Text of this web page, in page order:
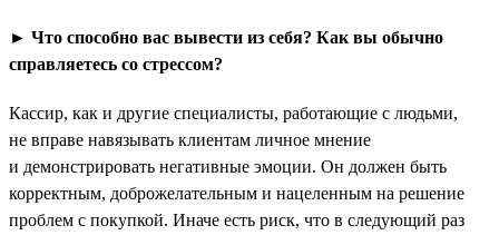
► Что способно вас вывести из себя? Как вы обычно
справляетесь со стрессом?
Кассир, как и другие специалисты, работающие с людьми,
не вправе навязывать клиентам личное мнение
и демонстрировать негативные эмоции. Он должен быть
корректным, доброжелательным и нацеленным на решение
проблем с покупкой. Иначе есть риск, что в следующий раз